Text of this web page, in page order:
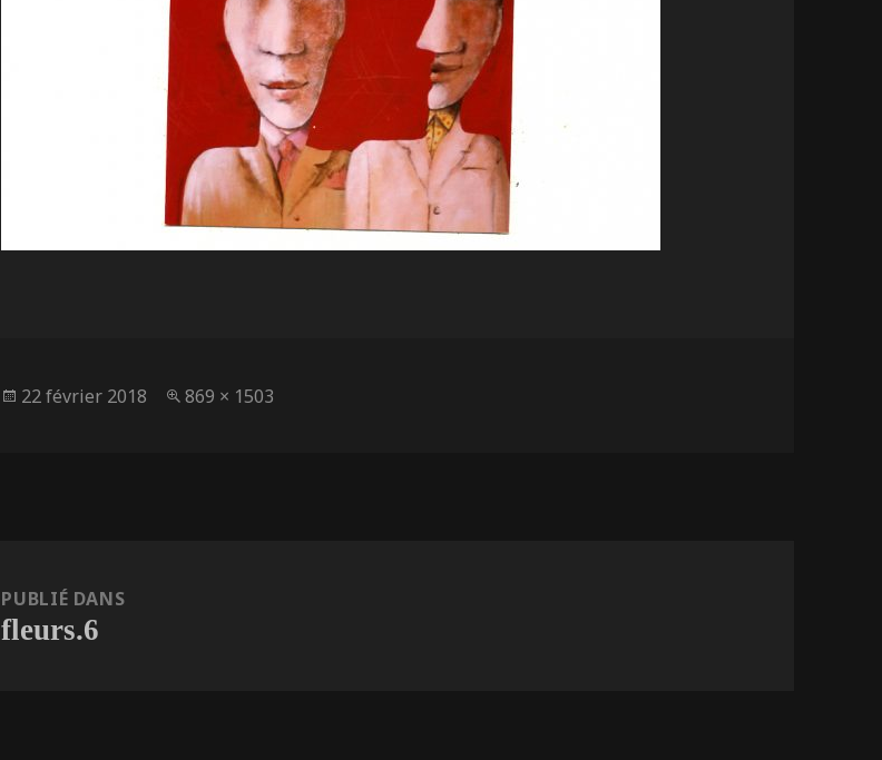
Publié
22 février 2018
Taille
869 × 1503
PUBLIÉ DANS
fleurs.6